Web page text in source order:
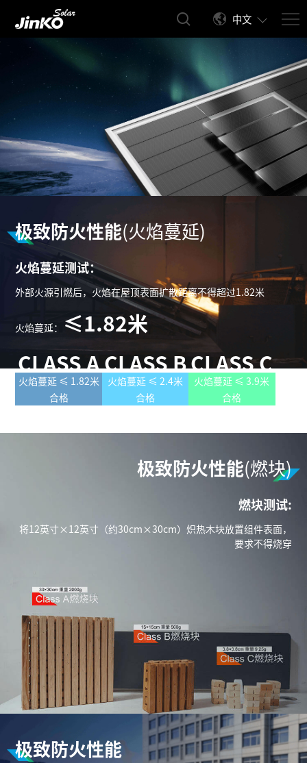
中文
“安全卫士”
五星防火组件
极致防火性能(火焰蔓延)
火焰蔓延测试：
外部火源引燃后，火焰在屋顶表面扩散距离不得超过1.82米
火焰蔓延： ≤1.82米
CLASS A
火焰蔓延 ≤ 1.82米
合格
CLASS B
火焰蔓延 ≤ 2.4米
合格
CLASS C
火焰蔓延 ≤ 3.9米
合格
极致防火性能(燃块)
燃块测试:
将12英寸×12英寸（约30cm×30cm）炽热木块放置组件表面，
要求不得烧穿
极致防火性能